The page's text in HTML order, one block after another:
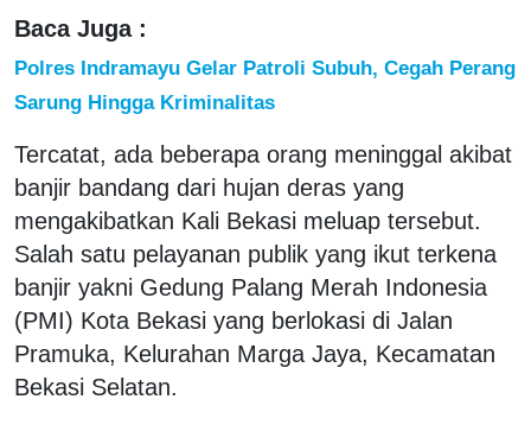
Baca Juga :
Polres Indramayu Gelar Patroli Subuh, Cegah Perang
Sarung Hingga Kriminalitas
Tercatat, ada beberapa orang meninggal akibat
banjir bandang dari hujan deras yang
mengakibatkan Kali Bekasi meluap tersebut.
Salah satu pelayanan publik yang ikut terkena
banjir yakni Gedung Palang Merah Indonesia
(PMI) Kota Bekasi yang berlokasi di Jalan
Pramuka, Kelurahan Marga Jaya, Kecamatan
Bekasi Selatan.